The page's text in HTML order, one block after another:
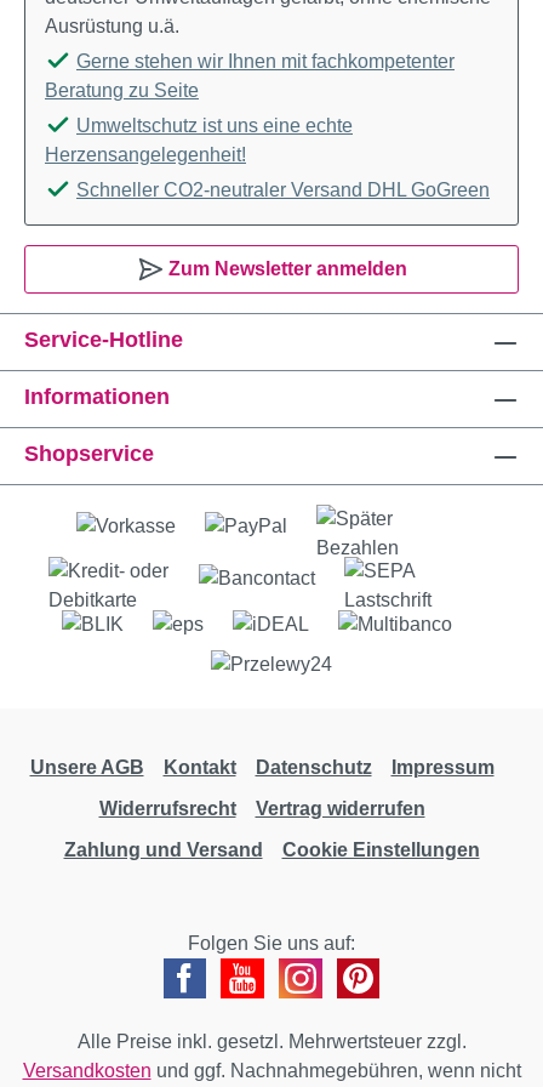
Service-Hotline
Informationen
Shopservice
Ausrüstung u.ä.
Gerne stehen wir Ihnen mit fachkompetenter
Beratung zu Seite
Umweltschutz ist uns eine echte
Herzensangelegenheit!
Schneller CO2-neutraler Versand DHL GoGreen
Zum Newsletter anmelden
Unsere AGB Kontakt Datenschutz
Impressum
Widerrufsrecht
Vertrag widerrufen
Zahlung und Versand
Cookie Einstellungen
Folgen Sie uns auf:
Alle Preise inkl. gesetzl. Mehrwertsteuer zzgl.
Versandkosten und ggf. Nachnahmegebühren, wenn nicht